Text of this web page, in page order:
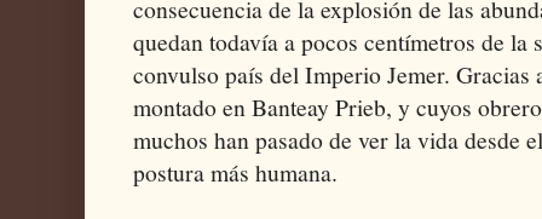
consecuencia de la explosión de las
quedan todavía a pocos centímetros de
convulso país del Imperio Jemer. Gracias
montado en Banteay Prieb, y cuyos
muchos han pasado de ver la vida desde
postura más humana.